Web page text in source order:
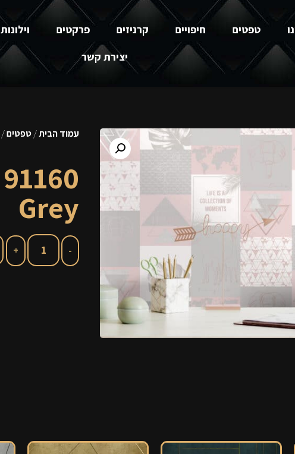
טפטים חיפויים קרניזים פרקטים וילונות
יצירת קשר
עמוד הבית/טפטים/
Grey